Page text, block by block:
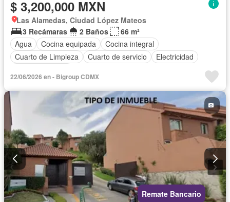
$ 3,200,000 MXN
Las Alamedas, Ciudad López Mateos
3 Recámaras
2 Baños
66 m²
Agua
Cocina equipada
Cocina integral
Cuarto de Limpieza
Cuarto de servicio
Electricidad
22/06/2026 en - Bigroup CDMX
Remate Bancario